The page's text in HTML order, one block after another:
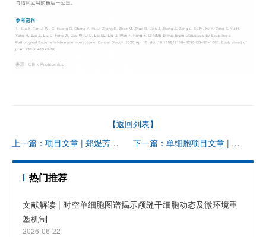
【返回列表】
上一篇：项目文章 | 郑煜芳研究员与合作团队破解自闭症“男性偏向”机制
下一篇：单细胞项目文章 | 单细胞测序技术解码肝癌免疫微环境：MAIT 细胞可塑性及促癌机制的新见解
热门推荐
文献解读 | 时空单细胞图谱揭示颅缝干细胞动态及微环境重
塑机制
2026-06-22